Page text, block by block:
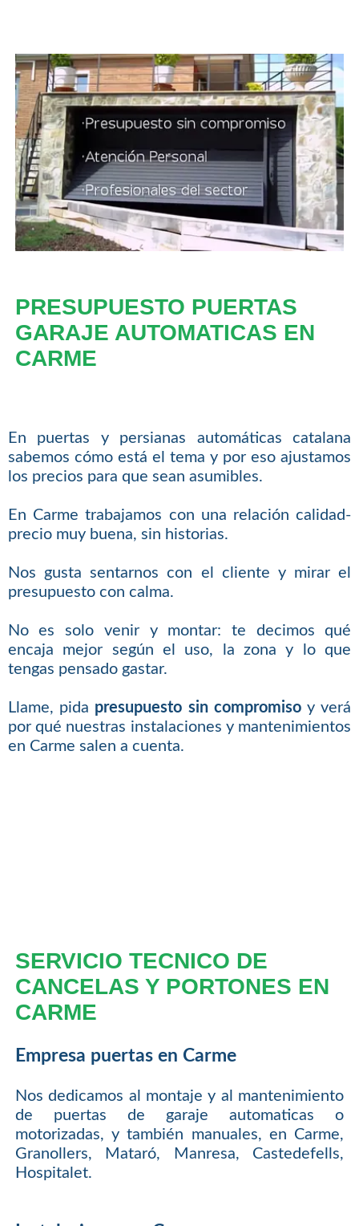
PRESUPUESTO PUERTAS
GARAJE AUTOMATICAS EN
CARME
En puertas y persianas automáticas catalana
sabemos cómo está el tema y por eso ajustamos
los precios para que sean asumibles.
En Carme trabajamos con una relación calidad-
precio muy buena, sin historias.
Nos gusta sentarnos con el cliente y mirar el
presupuesto con calma.
No es solo venir y montar: te decimos qué
encaja mejor según el uso, la zona y lo que
tengas pensado gastar.
Llame, pida presupuesto sin compromisoy verá
por qué nuestras instalaciones y mantenimientos
en Carme salen a cuenta.
SERVICIO TECNICO DE
CANCELAS Y PORTONES EN
CARME
Empresa puertas en Carme
Nos dedicamos al montaje y al mantenimiento
de puertas de garaje automaticas o
motorizadas, y también manuales, en Carme,
Granollers, Mataró, Manresa, Castedefells,
Hospitalet.